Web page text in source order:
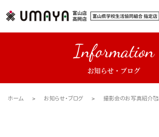
Information
お知らせ・ブログ
ホーム お知らせ・ブログ 撮影会のお写真紹介🥰